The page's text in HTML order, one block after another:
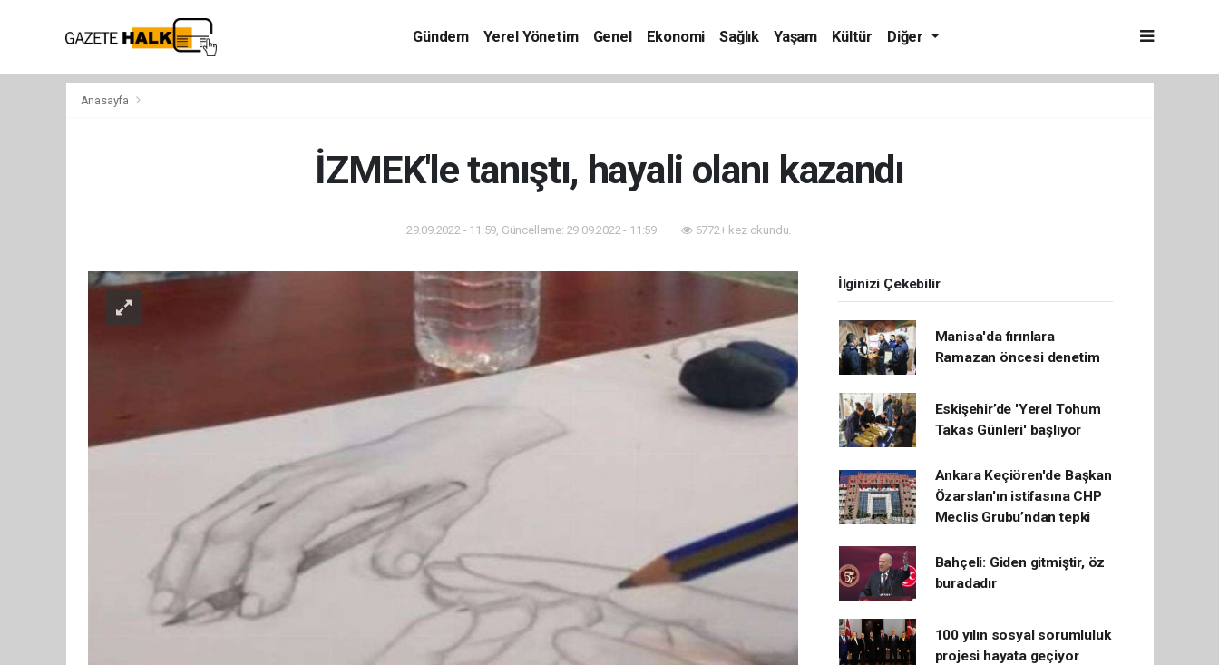
Gündem Yerel Yönetim Genel Ekonomi Sağlık Yaşam Kültür Diğer
Anasayfa
İZMEK'le tanıştı, hayali olanı kazandı
29.09.2022 - 11:59, Güncelleme: 29.09.2022 - 11:59 6772+ kez okundu.
İlginizi Çekebilir
Manisa'da fırınlara
Ramazan öncesi denetim
Eskişehir’de 'Yerel Tohum
Takas Günleri' başlıyor
Ankara Keçiören'de Başkan
Özarslan'ın istifasına CHP
Meclis Grubu’ndan tepki
Bahçeli: Giden gitmiştir, öz
buradadır
100 yılın sosyal sorumluluk
projesi hayata geçiyor